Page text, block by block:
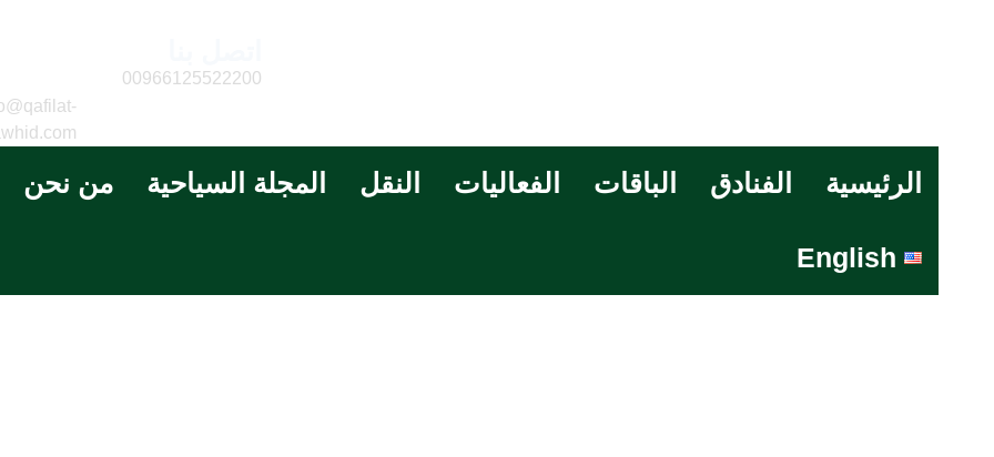
00966125522200
الرئيسية الفنادق الباقات الفعاليات النقل المجلة السياحية من نحن
English